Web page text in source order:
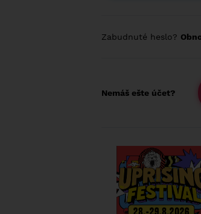
Zabudnuté heslo?
Nemáš ešte účet?